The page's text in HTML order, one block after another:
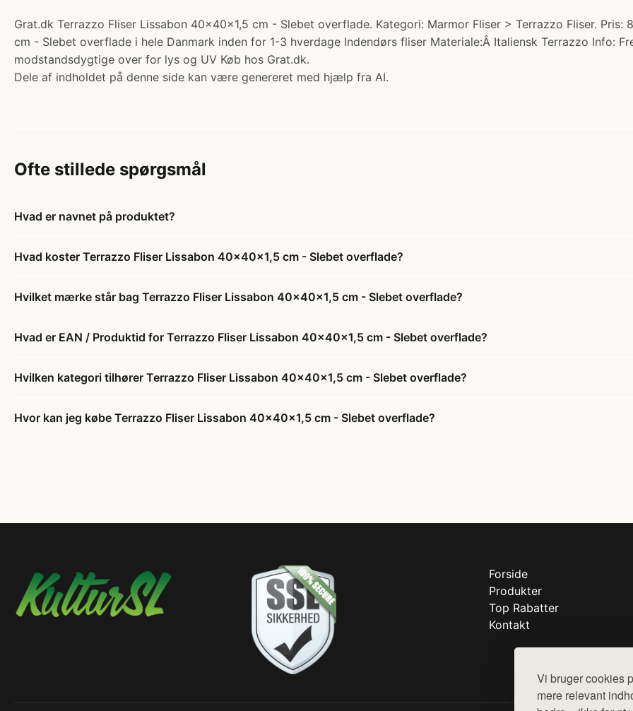
Vi bruger cookies
mere relevant
Grat.dk Terrazzo Fliser Lissabon 40x40x1,5 cm - Slebet overflade. Kategori: Marmor Fliser > Terrazzo Fliser. Pris:
cm - Slebet overflade i hele Danmark inden for 1-3 hverdage Indendørs fliser Materiale:Â Italiensk Terrazzo Info:
modstandsdygtige over for lys og UV Køb hos Grat.dk.
Dele af indholdet på denne side kan være genereret med hjælp fra AI.
Ofte stillede spørgsmål
Hvad er navnet på produktet?
Hvad koster Terrazzo Fliser Lissabon 40x40x1,5 cm - Slebet overflade?
Hvilket mærke står bag Terrazzo Fliser Lissabon 40x40x1,5 cm - Slebet overflade?
Hvad er EAN / Produktid for Terrazzo Fliser Lissabon 40x40x1,5 cm - Slebet overflade?
Hvilken kategori tilhører Terrazzo Fliser Lissabon 40x40x1,5 cm - Slebet overflade?
Hvor kan jeg købe Terrazzo Fliser Lissabon 40x40x1,5 cm - Slebet overflade?
Forside
Produkter
Top Rabatter
Kontakt